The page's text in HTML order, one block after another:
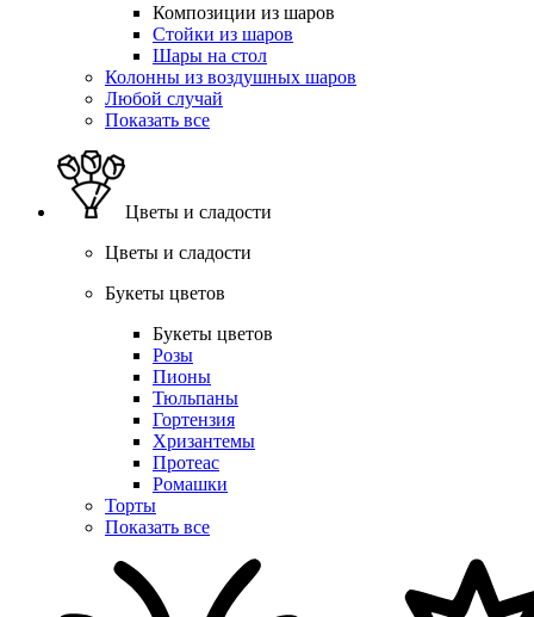
Композиции из шаров
Стойки из шаров
Шары на стол
Колонны из воздушных шаров
Любой случай
Показать все
Цветы и сладости
Цветы и сладости
Букеты цветов
Букеты цветов
Розы
Пионы
Тюльпаны
Гортензия
Хризантемы
Протеас
Ромашки
Торты
Показать все